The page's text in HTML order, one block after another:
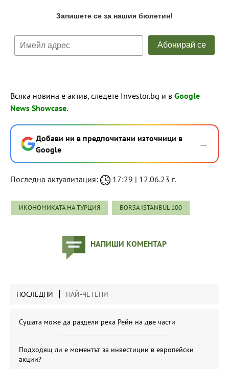
Всяка новина е актив, следете Investor.bg и в Google
News Showcase.
Добави ни в предпочитани източници в
Google
→
Последна актуализация: 17:29 | 12.06.23 г.
ИКОНОМИКАТА НА ТУРЦИЯ BORSA ISTANBUL 100
НАПИШИ КОМЕНТАР
ПОСЛЕДНИ НАЙ-ЧЕТЕНИ
Сушата може да раздели река Рейн на две части
Подходящ ли е моментът за инвестиции в европейски
акции?